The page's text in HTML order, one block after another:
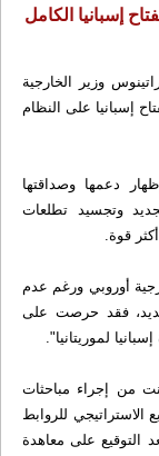
إسبانيا الكامل
وزير الخارجية
إسبانيا على النظام
دعمها وصداقتها
وتجسيد تطلعات
قوة.
أوروبي ورغم عدم
فقد حرصت على
لموريتانيا".
من إجراء مباحثات
الاستراتيجي للروابط
التوقيع على معاهدة